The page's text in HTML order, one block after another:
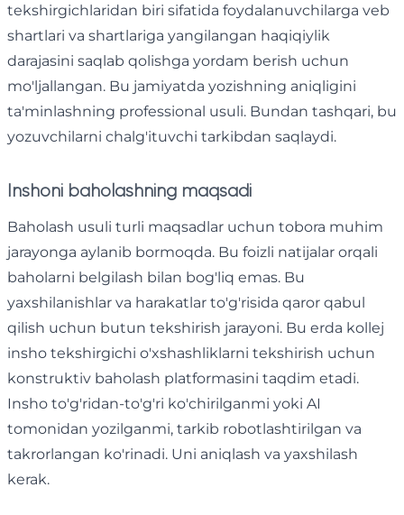
tekshirgichlaridan biri sifatida foydalanuvchilarga veb
shartlari va shartlariga yangilangan haqiqiylik
darajasini saqlab qolishga yordam berish uchun
mo'ljallangan. Bu jamiyatda yozishning aniqligini
ta'minlashning professional usuli. Bundan tashqari, bu
yozuvchilarni chalg'ituvchi tarkibdan saqlaydi.
Inshoni baholashning maqsadi
Baholash usuli turli maqsadlar uchun tobora muhim
jarayonga aylanib bormoqda. Bu foizli natijalar orqali
baholarni belgilash bilan bog'liq emas. Bu
yaxshilanishlar va harakatlar to'g'risida qaror qabul
qilish uchun butun tekshirish jarayoni. Bu erda kollej
insho tekshirgichi o'xshashliklarni tekshirish uchun
konstruktiv baholash platformasini taqdim etadi.
Insho to'g'ridan-to'g'ri ko'chirilganmi yoki AI
tomonidan yozilganmi, tarkib robotlashtirilgan va
takrorlangan ko'rinadi. Uni aniqlash va yaxshilash
kerak.